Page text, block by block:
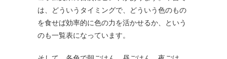
は、どういうタイミングで、どういう色のもの
を食せば効率的に色の力を活かせるか、という
のも一覧表になっています。